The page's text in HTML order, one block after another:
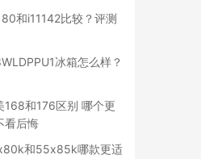
和i11142比较？评测
冰箱怎么样？
168和176区别 哪个更
看后悔
和55x85k哪款更适